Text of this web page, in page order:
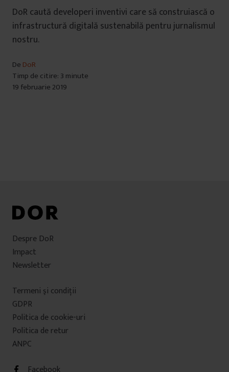
DoR caută developeri inventivi care să construiască o
infrastructură digitală sustenabilă pentru jurnalismul
nostru.
De DoR
Timp de citire: 3 minute
19 februarie 2019
Despre DoR
Impact
Newsletter
Termeni şi condiţii
GDPR
Politica de cookie-uri
Politica de retur
ANPC